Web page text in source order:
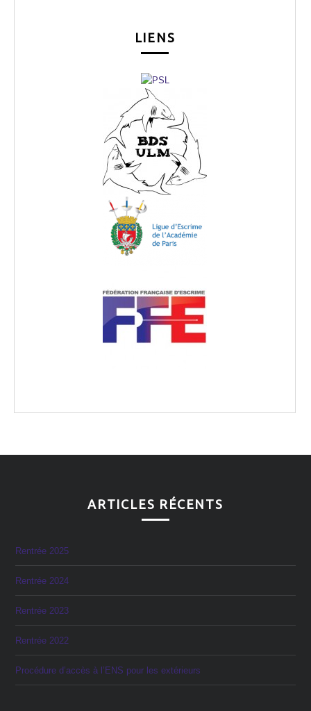
LIENS
ARTICLES RÉCENTS
Rentrée 2025
Rentrée 2024
Rentrée 2023
Rentrée 2022
Procédure d’accès à l’ENS pour les extérieurs